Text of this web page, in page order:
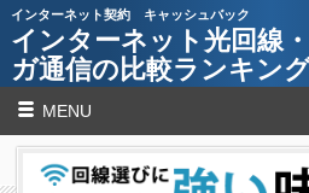
インターネット契約 キャッシュバック
インターネット光回線
ガ通信の比較ランキン
MENU